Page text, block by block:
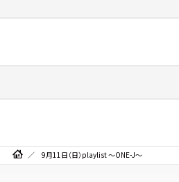
9月11日（日）playlist ～ONE-J～